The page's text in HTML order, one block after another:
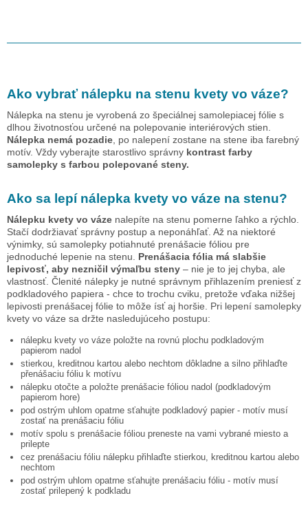
Ako vybrať nálepku na stenu kvety vo váze?
Nálepka na stenu je vyrobená zo špeciálnej samolepiacej fólie s
dlhou životnosťou určené na polepovanie interiérových stien.
Nálepka nemá pozadie , po nalepení zostane na stene iba farebný
motív. Vždy vyberajte starostlivo správny kontrast farby
samolepky s farbou polepované steny.
Ako sa lepí nálepka kvety vo váze na stenu?
Nálepku kvety vo váze nalepíte na stenu pomerne ľahko a rýchlo.
Stačí dodržiavať správny postup a neponáhľať. Až na niektoré
výnimky, sú samolepky potiahnuté prenášacie fóliou pre
jednoduché lepenie na stenu. Prenášacia fólia má slabšie
lepivosť, aby nezničil výmaľbu steny – nie je to jej chyba, ale
vlastnosť. Členité nálepky je nutné správnym přihlazením preniesť z
podkladového papiera - chce to trochu cviku, pretože vďaka nižšej
lepivosti prenášacej fólie to môže ísť aj horšie. Pri lepení samolepky
kvety vo váze sa držte nasledujúceho postupu:
nálepku kvety vo váze položte na rovnú plochu podkladovým
papierom nadol
stierkou, kreditnou kartou alebo nechtom dôkladne a silno přihlaďte
přenášaciu fóliu k motívu
nálepku otočte a položte prenášacie fóliou nadol (podkladovým
papierom hore)
pod ostrým uhlom opatrne sťahujte podkladový papier - motív musí
zostať na prenášaciu fóliu
motív spolu s prenášacie fóliou preneste na vami vybrané miesto a
prilepte
cez prenášaciu fóliu nálepku přihlaďte stierkou, kreditnou kartou alebo
nechtom
pod ostrým uhlom opatrne sťahujte prenášaciu fóliu - motív musí
zostať prilepený k podkladu